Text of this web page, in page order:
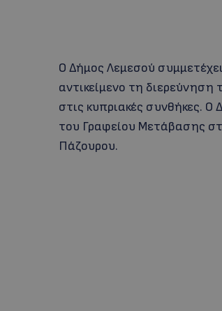
Ο Δήμος Λεμεσού
αντικείμενο τη
στις κυπριακές συνθήκες.
του Γραφείου Μετάβασης
Πάζουρου.